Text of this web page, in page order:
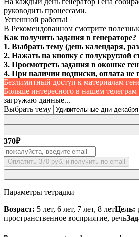
руководить процессами.
Успешной работы!
В Рекомендованном смотрите
Как получить задания в генераторе?
1. Выбрать тему (день календаря,
2. Нажать на кнопку с полукруглой
3. Просмотреть задания в окошке
4. При наличии подписки, оплата не
Безлимитный доступ к материалам
Больше интересного в нашем телеграм
загружаю данные...
Выбрать тему
370₽
Оплатить 370 руб. и получить по email
Параметры тетрадки
Возраст: 5 лет, 6 лет, 7 лет, 8 летЦель:
пространственное восприятие, речь